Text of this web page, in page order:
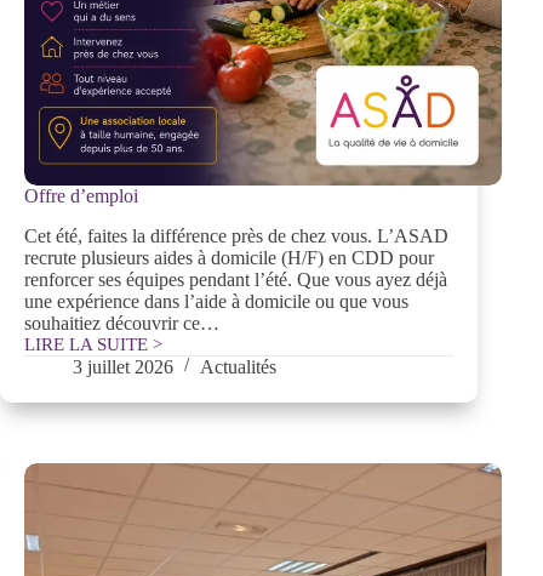
Offre d’emploi
Cet été, faites la différence près de chez vous. L’ASAD
recrute plusieurs aides à domicile (H/F) en CDD pour
renforcer ses équipes pendant l’été. Que vous ayez déjà
une expérience dans l’aide à domicile ou que vous
souhaitiez découvrir ce…
LIRE LA SUITE >
Offre
d’emploi3 juillet 2026 Actualités